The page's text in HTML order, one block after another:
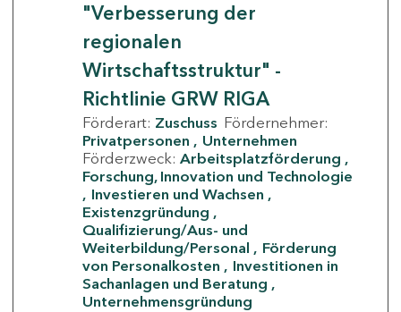
"Verbesserung der
regionalen
Wirtschaftsstruktur" -
Richtlinie GRW RIGA
Förderart: Zuschuss Fördernehmer:
Privatpersonen
Unternehmen
Förderzweck: Arbeitsplatzförderung
Forschung, Innovation und Technologie
Investieren und Wachsen
Existenzgründung
Qualifizierung/Aus- und
Weiterbildung/Personal
Förderung
von Personalkosten
Investitionen in
Sachanlagen und Beratung
Unternehmensgründung